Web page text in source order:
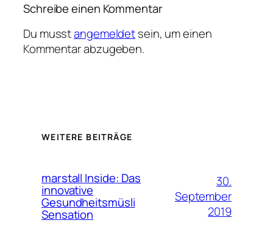
Schreibe einen Kommentar
Du musstangemeldetsein, um einen
Kommentar abzugeben.
WEITERE BEITRÄGE
marstall Inside: Das
innovative
Gesundheitsmüsli
Sensation
30.
September
2019